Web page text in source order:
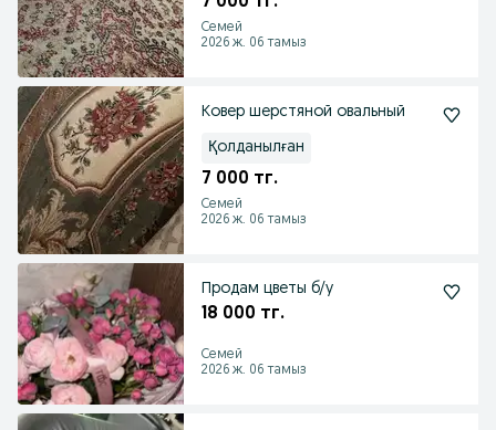
Семей
2026 ж. 06 тамыз
Ковер шерстяной овальный
Қолданылған
7 000 тг.
Семей
2026 ж. 06 тамыз
Продам цветы б/у
18 000 тг.
Семей
2026 ж. 06 тамыз